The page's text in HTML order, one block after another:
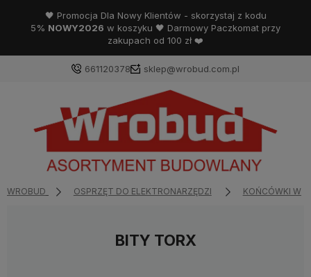
🖤 Promocja Dla Nowy Klientów - skorzystaj z kodu
5% NOWY2026 w koszyku 🖤 Darmowy Paczkomat przy
zakupach od 100 zł ❤️
661120378 sklep@wrobud.com.pl
WROBUD OSPRZĘT DO ELEKTRONARZĘDZI KOŃCÓWKI
BITY TORX